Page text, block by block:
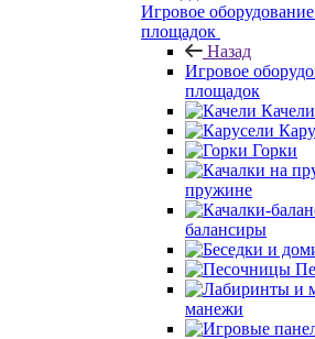
Игровое
площадок
Назад
Игровое
площадок
Качели
Горки
пружине
балансиры
манежи